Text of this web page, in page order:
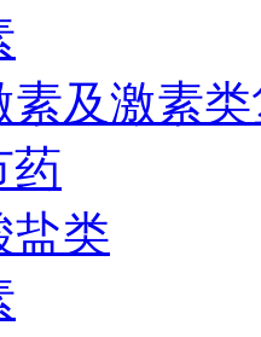
素及激素
药
盐类